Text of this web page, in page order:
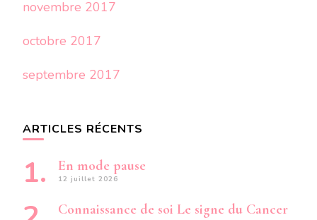
novembre 2017
octobre 2017
septembre 2017
ARTICLES RÉCENTS
En mode pause
12 juillet 2026
Connaissance de soi Le signe du Cancer